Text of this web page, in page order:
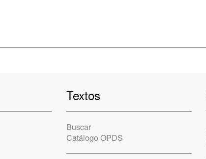
Textos
Buscar
Catálogo OPDS